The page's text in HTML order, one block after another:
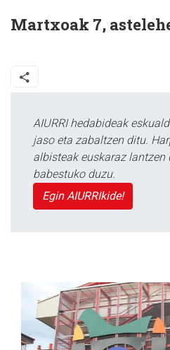
Martxoak 7,
AIURRI hedabideak
jaso eta zabaltzen ditu.
albisteak euskaraz
babestuko duzu.
Egin AIURRIkide!